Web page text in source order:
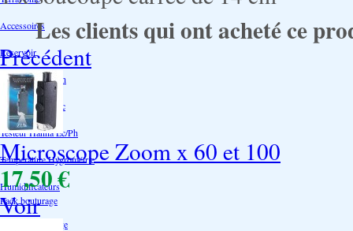
Accessoires
Reservoir
Testeur Hanna Ph
Testeur Hanna Ec
Testeur Hanna Ec/Ph
Température Hygrométrie
Humidificateurs
Pack bouturage
Serres -Bouturage
Les clients qui ont acheté ce
Précédent
Microscope Zoom x 60 et 100
17,50 €
Voir